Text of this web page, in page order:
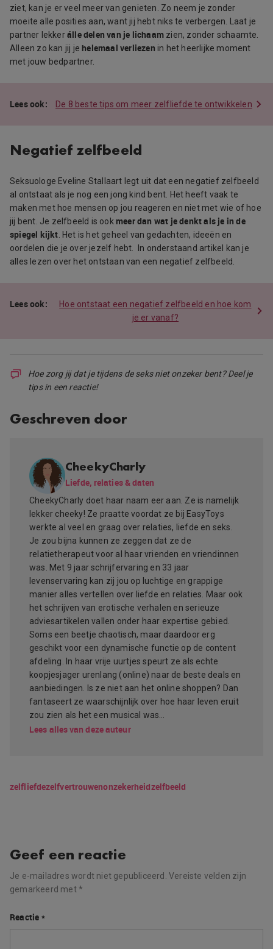
ziet, kan je er veel meer van genieten. Zo neem je zonder
moeite alle posities aan, want jij hebt niks te verbergen. Laat je
partner lekkerálle delen van je lichaam zien, zonder schaamte.
Alleen zo kan jij jehelemaal verliezen in het heerlijke moment
met jouw bedpartner.
De 8 beste tips om meer zelfliefde te ontwikkelen
Negatief zelfbeeld
Seksuologe Eveline Stallaart legt uit dat een negatief zelfbeeld
al ontstaat als je nog een jong kind bent. Het heeft vaak te
maken met hoe mensen op jou reageren en niet met wie of hoe
jij bent. Je zelfbeeld is ook meer dan wat je denkt als je in de
spiegel kijkt . Het is het geheel van gedachten, ideeën en
oordelen die je over jezelf hebt. In onderstaand artikel kan je
alles lezen over het ontstaan van een negatief zelfbeeld.
Hoe ontstaat een negatief zelfbeeld en hoe kom
je er vanaf?
Hoe zorg jij dat je tijdens de seks niet onzeker bent? Deel je
tips in een reactie!
Geschreven door
CheekyCharly
Liefde, relaties & daten
CheekyCharly doet haar naam eer aan. Ze is namelijk
lekker cheeky! Ze praatte voordat ze bij EasyToys
werkte al veel en graag over relaties, liefde en seks.
Je zou bijna kunnen ze zeggen dat ze de
relatietherapeut voor al haar vrienden en vriendinnen
was. Met 9 jaar schrijfervaring en 33 jaar
levenservaring kan zij jou op luchtige en grappige
manier alles vertellen over liefde en relaties. Maar ook
het schrijven van erotische verhalen en serieuze
adviesartikelen vallen onder haar expertise gebied.
Soms een beetje chaotisch, maar daardoor erg
geschikt voor een dynamische functie op de content
afdeling. In haar vrije uurtjes speurt ze als echte
koopjesjager urenlang (online) naar de beste deals en
aanbiedingen. Is ze niet aan het online shoppen? Dan
fantaseert ze waarschijnlijk over hoe haar leven eruit
zou zien als het een musical was…
Lees alles van deze auteur
zelfliefdezelfvertrouwenonzekerheidzelfbeeld
Geef een reactie
Je e-mailadres wordt niet gepubliceerd. Vereiste velden zijn
gemarkeerd met*
Reactie *